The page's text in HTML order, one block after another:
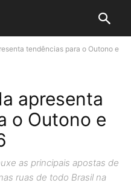
tendências para o Outono e
apresenta
o Outono e
as principais apostas de
ruas de todo Brasil na